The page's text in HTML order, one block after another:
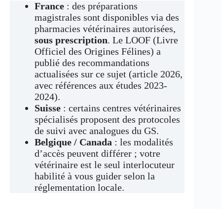
France : des préparations
magistrales sont disponibles via des
pharmacies vétérinaires autorisées,
sous prescription. Le LOOF (Livre
Officiel des Origines Félines) a
publié des recommandations
actualisées sur ce sujet (article 2026,
avec références aux études 2023-
2024).
Suisse : certains centres vétérinaires
spécialisés proposent des protocoles
de suivi avec analogues du GS.
Belgique / Canada : les modalités
d’accès peuvent différer ; votre
vétérinaire est le seul interlocuteur
habilité à vous guider selon la
réglementation locale.